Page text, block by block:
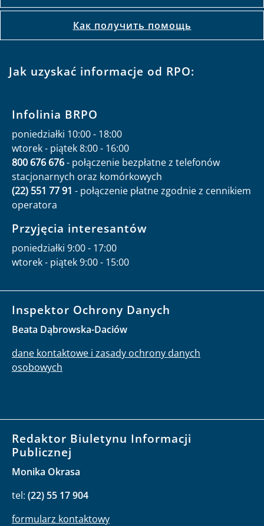
Как получить помощь
Jak uzyskać informacje od RPO:
Infolinia BRPO
poniedziałki 10:00 - 18:00
wtorek - piątek 8:00 - 16:00
800 676 676- połączenie bezpłatne z telefonów
stacjonarnych oraz komórkowych
(22) 551 77 91 - połączenie płatne zgodnie z cennikiem
operatora
Przyjęcia interesantów
poniedziałki 9:00 - 17:00
wtorek - piątek 9:00 - 15:00
Inspektor Ochrony Danych
Beata Dąbrowska-Daciów
dane kontaktowe i zasady ochrony danych
osobowych
Redaktor Biuletynu Informacji
Publicznej
Monika Okrasa
tel: (22) 55 17 904
formularz kontaktowy